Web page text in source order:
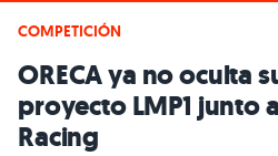
COMPETICIÓN
ORECA ya no oculta
proyecto LMP1 junto
Racing